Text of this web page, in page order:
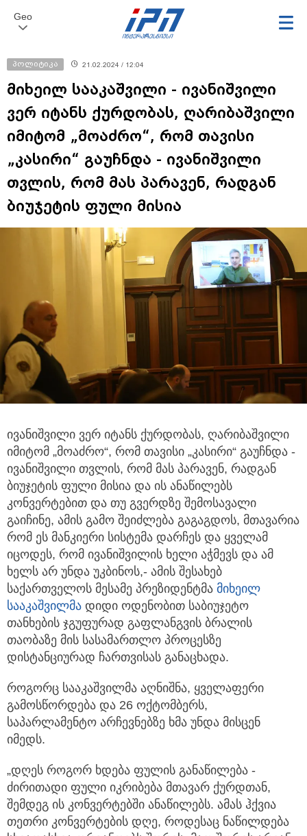
Geo
პოლიტიკა 21.02.2024 / 12:04
მიხეილ სააკაშვილი - ივანიშვილი
ვერ იტანს ქურდობას, ღარიბაშვილი
იმიტომ „მოაძრო“, რომ თავისი
„კასირი“ გაუჩნდა - ივანიშვილი
თვლის, რომ მას პარავენ, რადგან
ბიუჯეტის ფული მისია
ივანიშვილი ვერ იტანს ქურდობას, ღარიბაშვილი
იმიტომ „მოაძრო“, რომ თავისი „კასირი“ გაუჩნდა -
ივანიშვილი თვლის, რომ მას პარავენ, რადგან
ბიუჯეტის ფული მისია და ის ანაწილებს
კონვერტებით და თუ გვერდზე შემოსავალი
გაიჩინე, ამის გამო შეიძლება გაგაგდოს, მთავარია
რომ ეს მანკიერი სისტემა დარჩეს და ყველამ
იცოდეს, რომ ივანიშვილის ხელი აჭმევს და ამ
ხელს არ უნდა უკბინოს,- ამის შესახებ
საქართველოს მესამე პრეზიდენტმა მიხეილ
სააკაშვილმა დიდი ოდენობით საბიუჯეტო
თანხების ჯგუფურად გაფლანგვის ბრალის
თაობაზე მის სასამართლო პროცესზე
დისტანციურად ჩართვისას განაცხადა.
როგორც სააკაშვილმა აღნიშნა, ყველაფერი
გამოსწორდება და 26 ოქტომბერს,
საპარლამენტო არჩევნებზე ხმა უნდა მისცენ
იმედს.
„დღეს როგორ ხდება ფულის განაწილება -
ძირითადი ფული იკრიბება მთავარ ქურდთან,
შემდეგ ის კონვერტებში ანაწილებს. ამას ჰქვია
თეთრი კონვერტების დღე, როდესაც ნაწილდება